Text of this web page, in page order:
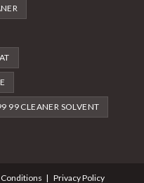
99 CLEANER SOLVENT
Privacy Policy